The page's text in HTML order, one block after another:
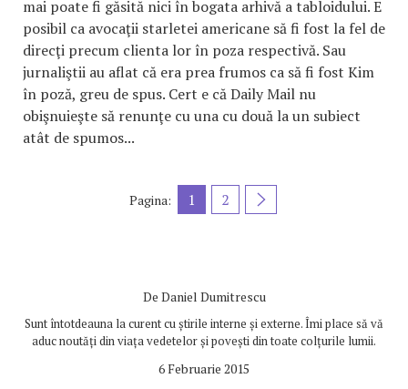
mai poate fi găsită nici în bogata arhivă a tabloidului. E
posibil ca avocaţii starletei americane să fi fost la fel de
direcţi precum clienta lor în poza respectivă. Sau
jurnaliştii au aflat că era prea frumos ca să fi fost Kim
în poză, greu de spus. Cert e că Daily Mail nu
obişnuieşte să renunţe cu una cu două la un subiect
atât de spumos...
Pagina: 1 2
De Daniel Dumitrescu
Sunt întotdeauna la curent cu știrile interne și externe. Îmi place să vă
aduc noutăți din viața vedetelor și povești din toate colțurile lumii.
6 Februarie 2015